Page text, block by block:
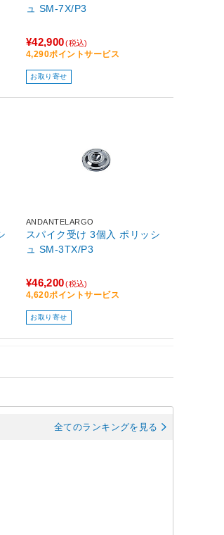
ュ SM-7X/P3
¥42,900(税込)
4,290ポイントサービス
お取り寄せ
ANDANTELARGO
スパイク受け 3個入 ポリッシ
ュ SM-3TX/P3
¥46,200(税込)
4,620ポイントサービス
お取り寄せ
全てのランキングを見る